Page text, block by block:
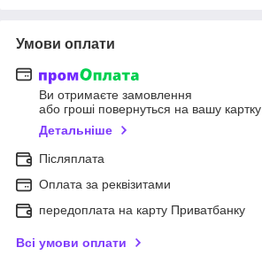
Умови оплати
Ви отримаєте замовлення
або гроші повернуться на вашу картку
Детальніше
Післяплата
Оплата за реквізитами
передоплата на карту Приватбанку
Всі умови оплати